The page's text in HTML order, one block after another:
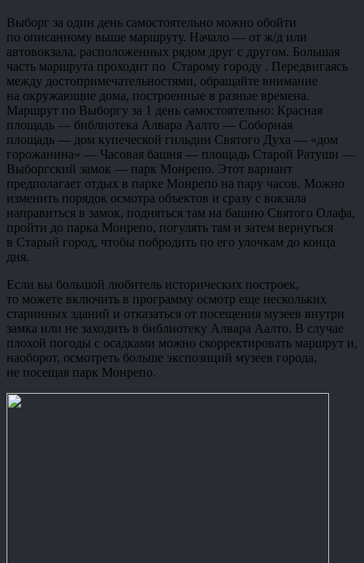
Выборг за один день самостоятельно можно обойти
по описанному выше маршруту. Начало — от ж/д или
автовокзала, расположенных рядом друг с другом. Большая
часть маршрута проходит по Старому городу . Передвигаясь
между достопримечательностями, обращайте внимание
на окружающие дома, построенные в разные времена.
Маршрут по Выборгу за 1 день самостоятельно: Красная
площадь — библиотека Алвара Аалто — Соборная
площадь — дом купеческой гильдии Святого Духа — «дом
горожанина» — Часовая башня — площадь Старой Ратуши —
Выборгский замок — парк Монрепо. Этот вариант
предполагает отдых в парке Монрепо на пару часов. Можно
изменить порядок осмотра объектов и сразу с вокзала
направиться в замок, подняться там на башню Святого Олафа,
пройти до парка Монрепо, погулять там и затем вернуться
в Старый город, чтобы побродить по его улочкам до конца
дня.
Если вы большой любитель исторических построек,
то можете включить в программу осмотр еще нескольких
старинных зданий и отказаться от посещения музеев внутри
замка или не заходить в библиотеку Алвара Аалто. В случае
плохой погоды с осадками можно скорректировать маршрут и,
наоборот, осмотреть больше экспозиций музеев города,
не посещая парк Монрепо.